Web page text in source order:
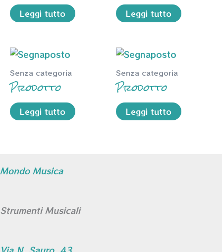
Leggi tutto Leggi tutto
Senza categoria
Prodotto
Leggi tutto
Senza categoria
Prodotto
Leggi tutto
Mondo Musica
Strumenti Musicali